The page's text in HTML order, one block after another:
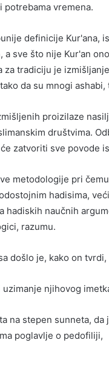
potrebama vremena.
definicije Kur'ana,
a sve što nije Kur'an
tradiciju je
da su mnogi
proizilaze
društvima.
zatvoriti sve povode
metodologije pri
hadisima,
naučnih
razumu.
došlo je, kako on
njihovog
na stepen sunneta, da
poglavlje o pedofiliji,